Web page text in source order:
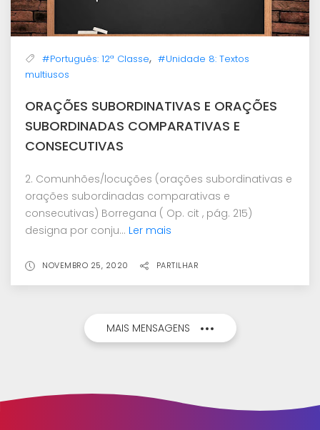
#Português: 12ª Classe, #Unidade 8: Textos
multiusos
ORAÇÕES SUBORDINATIVAS E ORAÇÕES
SUBORDINADAS COMPARATIVAS E
CONSECUTIVAS
2. Comunhões/locuções (orações subordinativas e
orações subordinadas comparativas e
consecutivas) Borregana ( Op. cit , pág. 215)
designa por conju... Ler mais
NOVEMBRO 25, 2020 PARTILHAR
MAIS MENSAGENS